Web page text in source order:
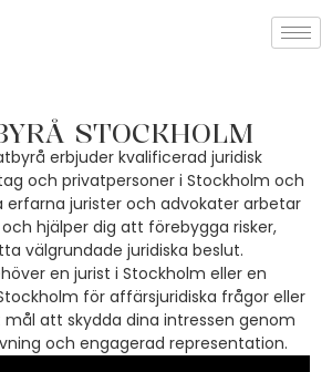
STOCKHOLM
erbjuder kvalificerad juridisk
och privatpersoner i Stockholm och
erfarna jurister och advokater arbetar
hjälper dig att förebygga risker,
välgrundade juridiska beslut.
en jurist i Stockholm eller en
för affärsjuridiska frågor eller
mål att skydda dina intressen genom
och engagerad representation.